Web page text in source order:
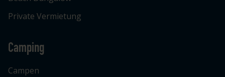
Private Vermietung
Camping
Campen